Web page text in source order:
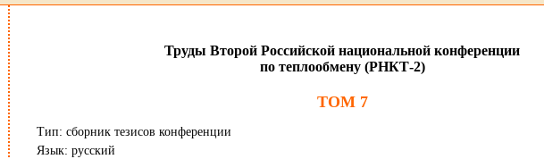
Труды Второй Российской национальной конференции
по теплообмену (РНКТ-2)
ТОМ 7
Тип: сборник тезисов конференции
Язык: русский